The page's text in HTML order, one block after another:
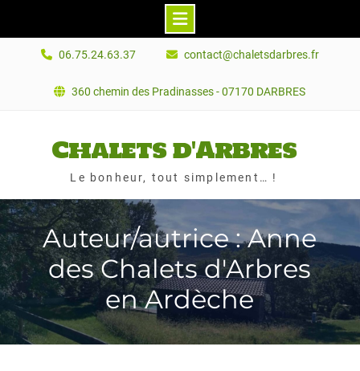
06.75.24.63.37 contact@chaletsdarbres.fr
360 chemin des Pradinasses - 07170 DARBRES
Chalets d'Arbres
Le bonheur, tout simplement… !
Auteur/autrice : Anne
des Chalets d'Arbres
en Ardèche